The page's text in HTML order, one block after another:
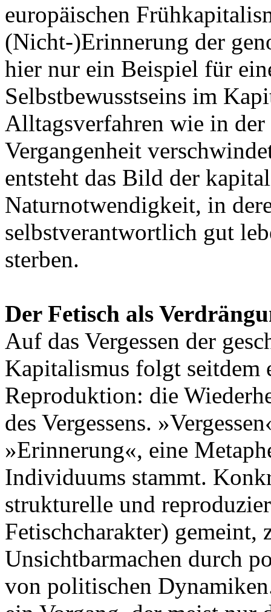
europäischen
(Nicht-)Erinnerung der
hier nur ein Beispiel für
Selbstbewusstseins im
Alltagsverfahren wie in der
Vergangenheit
entsteht das Bild der
Naturnotwendigkeit, in
selbstverantwortlich gut
sterben.
Der Fetisch als
Auf das Vergessen der
Kapitalismus folgt seitdem
Reproduktion: die
des Vergessens.
»Erinnerung«, eine
Individuums stammt.
strukturelle und
Fetischcharakter) gemeint,
Unsichtbarmachen durch
von politischen